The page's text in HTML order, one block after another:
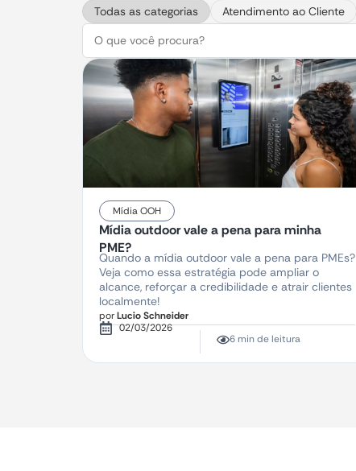
Todas as categorias Atendimento ao Cliente
Mídia OOH
Mídia outdoor vale a pena para minha
PME?
Quando a mídia outdoor vale a pena para PMEs?
Veja como essa estratégia pode ampliar o
alcance, reforçar a credibilidade e atrair clientes
localmente!
porLucio Schneider
02/03/2026
6 min de leitura